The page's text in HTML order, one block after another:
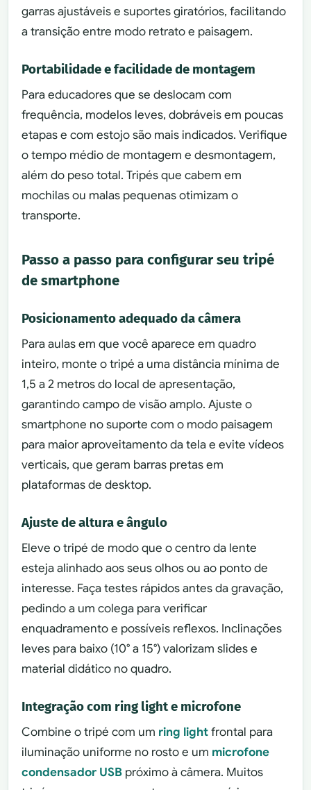
garras ajustáveis e suportes giratórios, facilitando
a transição entre modo retrato e paisagem.
Portabilidade e facilidade de montagem
Para educadores que se deslocam com
frequência, modelos leves, dobráveis em poucas
etapas e com estojo são mais indicados. Verifique
o tempo médio de montagem e desmontagem,
além do peso total. Tripés que cabem em
mochilas ou malas pequenas otimizam o
transporte.
Passo a passo para configurar seu tripé
de smartphone
Posicionamento adequado da câmera
Para aulas em que você aparece em quadro
inteiro, monte o tripé a uma distância mínima de
1,5 a 2 metros do local de apresentação,
garantindo campo de visão amplo. Ajuste o
smartphone no suporte com o modo paisagem
para maior aproveitamento da tela e evite vídeos
verticais, que geram barras pretas em
plataformas de desktop.
Ajuste de altura e ângulo
Eleve o tripé de modo que o centro da lente
esteja alinhado aos seus olhos ou ao ponto de
interesse. Faça testes rápidos antes da gravação,
pedindo a um colega para verificar
enquadramento e possíveis reflexos. Inclinações
leves para baixo (10° a 15°) valorizam slides e
material didático no quadro.
Integração com ring light e microfone
Combine o tripé com um ring lightfrontal para
iluminação uniforme no rosto e um microfone
condensador USB próximo à câmera. Muitos